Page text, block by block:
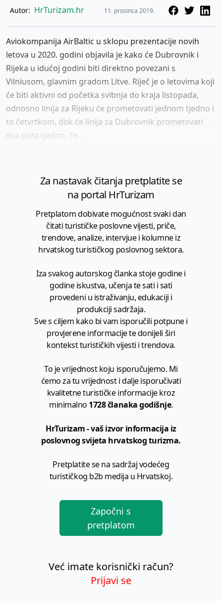
Autor: HrTurizam.hr 11. prosinca 2019.
Aviokompanija AirBaltic u sklopu prezentacije novih
letova u 2020. godini objavila je kako će Dubrovnik i
Rijeka u idućoj godini biti direktno povezani s
Vilniusom, glavnim gradom Litve. Riječ je o letovima koji
će biti aktivni od početka svibnja do kraja listopada,
odnosno linija za Rijeku će prometovati jednom tjedno i
to četvrtkom, dok će linija za Dubrovnik prometovati
dva puta tjedno, če...
Za nastavak čitanja pretplatite se
na portal HrTurizam
Pretplatom dobivate mogućnost svaki dan
čitati turističke poslovne vijesti, priče,
trendove, analize, intervjue i kolumne iz
hrvatskog turističkog poslovnog sektora.
Iza svakog autorskog članka stoje godine i
godine iskustva, učenja te sati i sati
provedeni u istraživanju, edukaciji i
produkciji sadržaja.
Sve s ciljem kako bi vam isporučili potpune i
provjerene informacije te donijeli širi
kontekst turističkih vijesti i trendova.
To je vrijednost koju isporučujemo. Mi
ćemo za tu vrijednost i dalje isporučivati
kvalitetne turističke informacije kroz
minimalno 1728 članaka godišnje.
HrTurizam - vaš izvor informacija iz
poslovnog svijeta hrvatskog turizma.
Pretplatite se na sadržaj vodećeg
turističkog b2b medija u Hrvatskoj.
Započni s
pretplatom
Već imate korisnički račun?
Prijavi se